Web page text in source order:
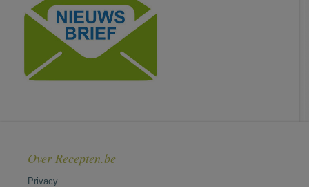
Over Recepten.be
Privacy